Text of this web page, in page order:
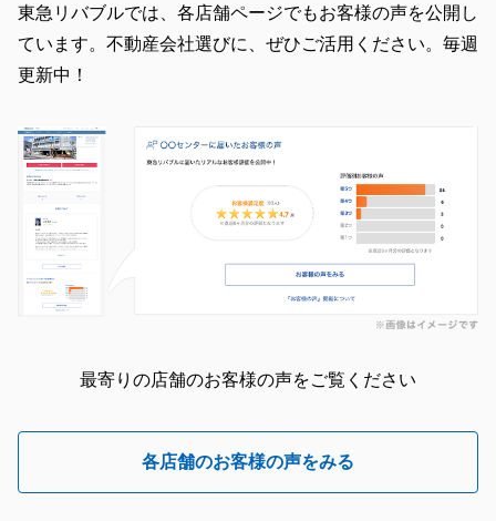
東急リバブルでは、各店舗ページでもお客様の声を公開し
ています。不動産会社選びに、ぜひご活用ください。毎週
更新中！
最寄りの店舗のお客様の声をご覧ください
各店舗のお客様の声をみる